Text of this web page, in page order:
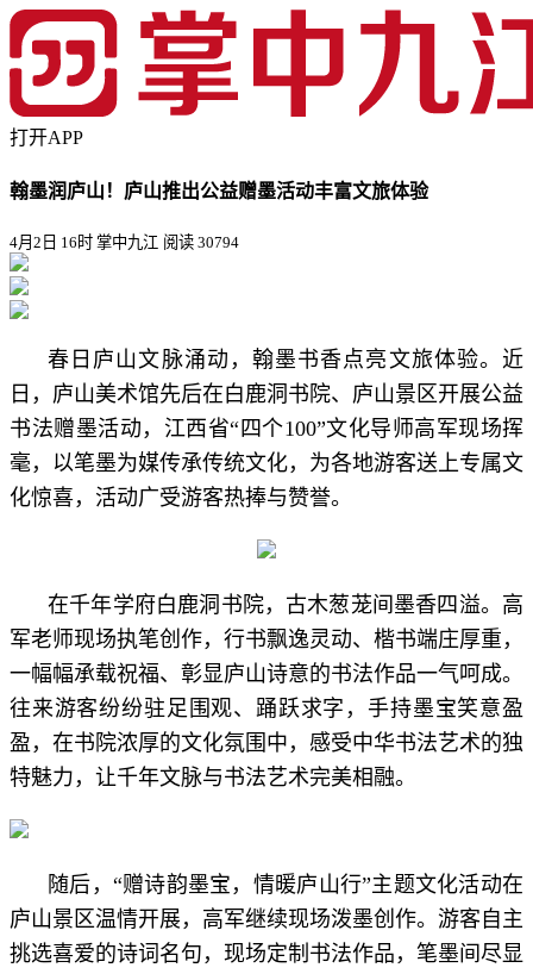
打开APP
翰墨润庐山！庐山推出公益赠墨活动丰富文旅体验
4月2日 16时 掌中九江 阅读 30794
春日庐山文脉涌动，翰墨书香点亮文旅体验。近
日，庐山美术馆先后在白鹿洞书院、庐山景区开展公益
书法赠墨活动，江西省“四个100”文化导师高军现场挥
毫，以笔墨为媒传承传统文化，为各地游客送上专属文
化惊喜，活动广受游客热捧与赞誉。
在千年学府白鹿洞书院，古木葱茏间墨香四溢。高
军老师现场执笔创作，行书飘逸灵动、楷书端庄厚重，
一幅幅承载祝福、彰显庐山诗意的书法作品一气呵成。
往来游客纷纷驻足围观、踊跃求字，手持墨宝笑意盈
盈，在书院浓厚的文化氛围中，感受中华书法艺术的独
特魅力，让千年文脉与书法艺术完美相融。
随后，“赠诗韵墨宝，情暖庐山行”主题文化活动在
庐山景区温情开展，高军继续现场泼墨创作。游客自主
挑选喜爱的诗词名句，现场定制书法作品，笔墨间尽显